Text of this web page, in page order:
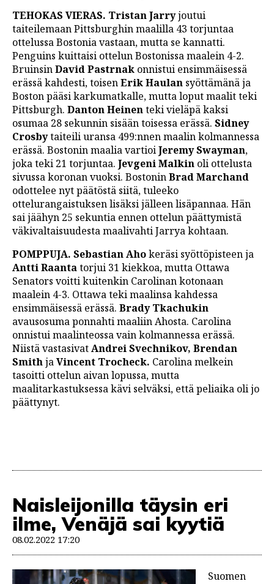
TEHOKAS VIERAS. Tristan Jarryjoutui
taiteilemaan Pittsburghin maalilla 43 torjuntaa
ottelussa Bostonia vastaan, mutta se kannatti.
Penguins kuittaisi ottelun Bostonissa maalein 4-2.
BruinsinDavid Pastrnak onnistui ensimmäisessä
erässä kahdesti, toisenErik Haulan syöttämänä ja
Boston pääsi karkumatkalle, mutta loput maalit teki
Pittsburgh. Danton Heinenteki vieläpä kaksi
osumaa 28 sekunnin sisään toisessa erässä. Sidney
Crosbytaiteili uransa 499:nnen maalin kolmannessa
erässä. Bostonin maalia vartioiJeremy Swayman,
joka teki 21 torjuntaa. Jevgeni Malkin oli ottelusta
sivussa koronan vuoksi. BostoninBrad Marchand
odottelee nyt päätöstä siitä, tuleeko
ottelurangaistuksen lisäksi jälleen lisäpannaa. Hän
sai jäähyn 25 sekuntia ennen ottelun päättymistä
väkivaltaisuudesta maalivahti Jarrya kohtaan.
POMPPUJA. Sebastian Ahokeräsi syöttöpisteen ja
Antti Raantatorjui 31 kiekkoa, mutta Ottawa
Senators voitti kuitenkin Carolinan kotonaan
maalein 4-3. Ottawa teki maalinsa kahdessa
ensimmäisessä erässä. Brady Tkachukin
avausosuma ponnahti maaliin Ahosta. Carolina
onnistui maalinteossa vain kolmannessa erässä.
Niistä vastasivatAndrei Svechnikov, Brendan
SmithjaVincent Trocheck. Carolina melkein
tasoitti ottelun aivan lopussa, mutta
maalitarkastuksessa kävi selväksi, että peliaika oli jo
päättynyt.
Naisleijonilla täysin eri
ilme, Venäjä sai kyytiä
08.02.2022 17:20
Suomen